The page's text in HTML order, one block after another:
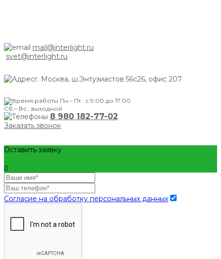
mail@interlight.ru
svet@interlight.ru
г. Москва, ш.Энтузиастов 56с26, офис 207
Пн.– Пт.: с 9:00 до 17:00
Сб.– Вс.: выходной
8 980 182-77-02
Заказать звонок
Оставить заявку
Согласие на обработку персональных данных